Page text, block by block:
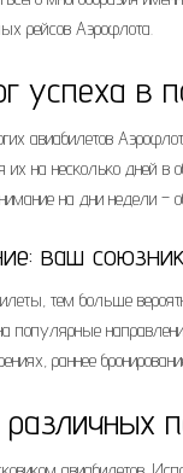
рейсов Аэрофлота.
успеха в
авиабилетов
на несколько дней в
на дни недели
ваш
тем больше
на популярные
раннее